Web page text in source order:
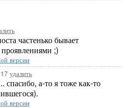
частенько бывает
;)
версии
удалить
спасибо, а-то я тоже как-то
версии